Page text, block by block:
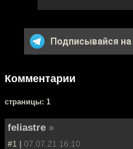
Подписывайся
Комментарии
cтраницы: 1
feliastre »
#1 | 07.07.21 16:10